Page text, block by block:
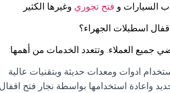
السيارات و فتح تجوري وغيرها الكثير
اسطبلات الجهراء؟
جميع العملاء. وتتعدد الخدمات من أهمها:
ادوات ومعدات حديثة وبتقنيات عالية
واعادة استخدامها بواسطة نجار فتح اقفال